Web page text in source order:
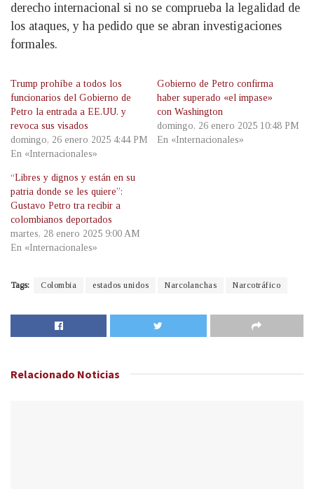
derecho internacional si no se comprueba la legalidad de
los ataques, y ha pedido que se abran investigaciones
formales.
Trump prohíbe a todos los
funcionarios del Gobierno de
Petro la entrada a EE.UU. y
revoca sus visados
domingo, 26 enero 2025 4:44 PM
En «Internacionales»
Gobierno de Petro confirma
haber superado «el impase»
con Washington
domingo, 26 enero 2025 10:48 PM
En «Internacionales»
“Libres y dignos y están en su
patria donde se les quiere”:
Gustavo Petro tra recibir a
colombianos deportados
martes, 28 enero 2025 9:00 AM
En «Internacionales»
Tags: Colombia estados unidos Narcolanchas Narcotráfico
Relacionado Noticias